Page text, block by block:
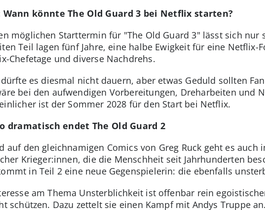
Wann könnte The Old Guard 3 bei Netflix starten?
möglichen Starttermin für "The Old Guard 3" lässt sich nur
Teil lagen fünf Jahre, eine halbe Ewigkeit für eine Netflix-
Chefetage und diverse Nachdrehs.
es diesmal nicht dauern, aber etwas Geduld sollten
bei den aufwendigen Vorbereitungen, Dreharbeiten und
ist der Sommer 2028 für den Start bei Netflix.
dramatisch endet The Old Guard 2
auf den gleichnamigen Comics von Greg Ruck geht es auch
Krieger:innen, die die Menschheit seit Jahrhunderten
in Teil 2 eine neue Gegenspielerin: die ebenfalls
am Thema Unsterblichkeit ist offenbar rein
schützen. Dazu zettelt sie einen Kampf mit Andys Truppe